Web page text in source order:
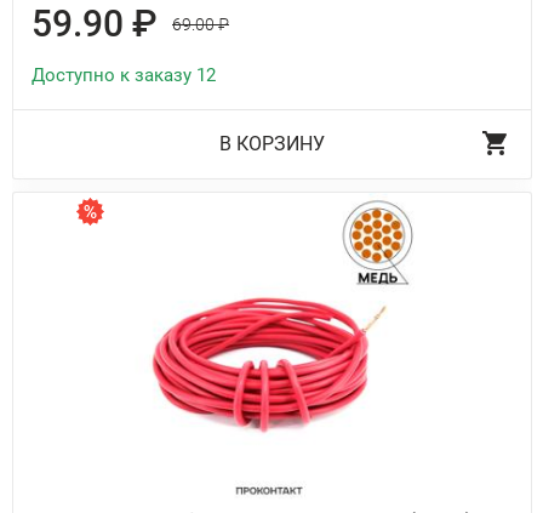
59.90 ₽ 69.00 ₽
Доступно к заказу 12
В КОРЗИНУ